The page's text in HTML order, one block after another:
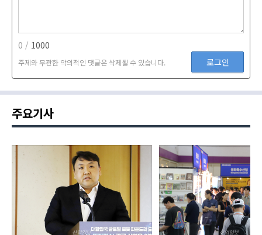
0 / 1000
주제와 무관한 악의적인 댓글은 삭제될 수 있습니다. 로그인
주요기사